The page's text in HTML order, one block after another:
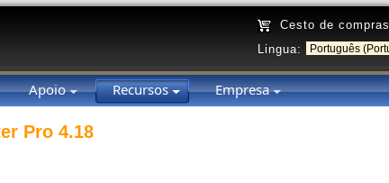
Cesto de compras
Lingua:
Apoio Recursos Empresa
Pro 4.18